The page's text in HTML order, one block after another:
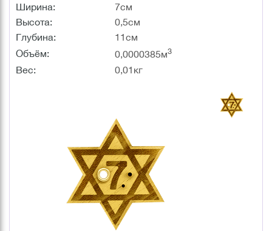
Ширина:
7см
Высота:
0,5см
Глубина:
11см
Объём:
0,0000385м3
Вес: 0,01кг